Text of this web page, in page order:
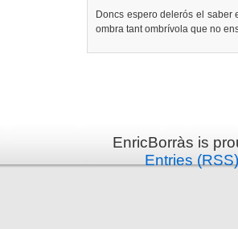
Doncs espero delerós el saber
ombra tant ombrívola que no
EnricBorràs is
Entries (RSS)